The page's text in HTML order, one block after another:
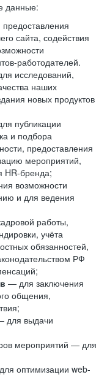
данные:
сайта, содействия
работодателей.
исследований,
наших
новых продуктов
публикации
и подбора
предоставления
мероприятий,
HR-бренда;
возможности
и для ведения
работы,
учёта
обязанностей,
РФ
— для заключения
общения,
для выдачи
мероприятий — для
оптимизации web-